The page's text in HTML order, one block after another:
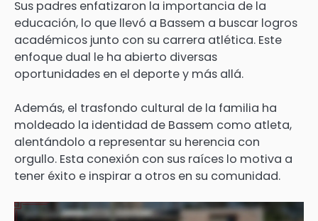
Sus padres enfatizaron la importancia de la
educación, lo que llevó a Bassem a buscar logros
académicos junto con su carrera atlética. Este
enfoque dual le ha abierto diversas
oportunidades en el deporte y más allá.
Además, el trasfondo cultural de la familia ha
moldeado la identidad de Bassem como atleta,
alentándolo a representar su herencia con
orgullo. Esta conexión con sus raíces lo motiva a
tener éxito e inspirar a otros en su comunidad.